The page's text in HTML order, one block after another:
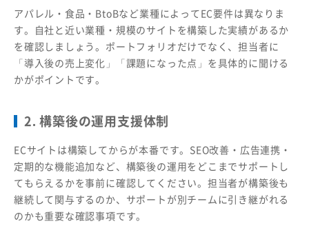
アパレル・食品・BtoBなど業種によってEC要件は異なりま
す。自社と近い業種・規模のサイトを構築した実績があるか
を確認しましょう。ポートフォリオだけでなく、担当者に
「導入後の売上変化」「課題になった点」を具体的に聞ける
かがポイントです。
2. 構築後の運用支援体制
ECサイトは構築してからが本番です。SEO改善・広告連携・
定期的な機能追加など、構築後の運用をどこまでサポートし
てもらえるかを事前に確認してください。担当者が構築後も
継続して関与するのか、サポートが別チームに引き継がれる
のかも重要な確認事項です。